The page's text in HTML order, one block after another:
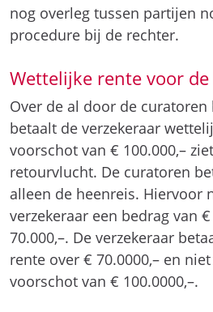
nog overleg tussen partijen
procedure bij de rechter.
Wettelijke rente voor
Over de al door de curatoren
betaalt de verzekeraar
voorschot van € 100.000,–
retourvlucht. De curatoren
alleen de heenreis. Hiervoor
verzekeraar een bedrag van €
70.000,–. De verzekeraar
rente over € 70.0000,– en
voorschot van € 100.0000,–.